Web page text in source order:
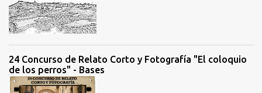
i
o
24 Concurso de Relato Corto y Fotografía "El coloquio
de los perros" - Bases